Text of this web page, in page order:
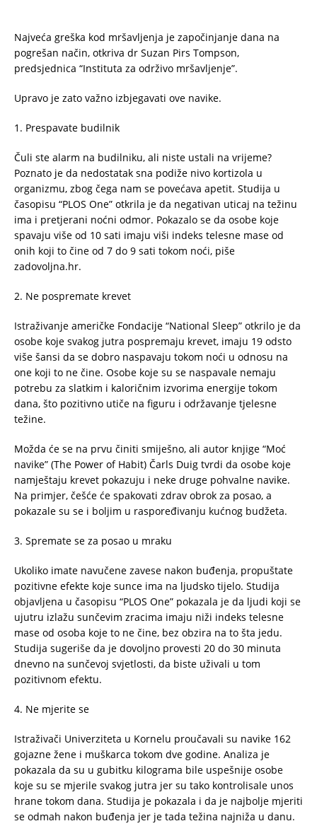
Najveća greška kod mršavljenja je započinjanje dana na
pogrešan način, otkriva dr Suzan Pirs Tompson,
predsjednica “Instituta za održivo mršavljenje”.
Upravo je zato važno izbjegavati ove navike.
1. Prespavate budilnik
Čuli ste alarm na budilniku, ali niste ustali na vrijeme?
Poznato je da nedostatak sna podiže nivo kortizola u
organizmu, zbog čega nam se povećava apetit. Studija u
časopisu “PLOS One” otkrila je da negativan uticaj na težinu
ima i pretjerani noćni odmor. Pokazalo se da osobe koje
spavaju više od 10 sati imaju viši indeks telesne mase od
onih koji to čine od 7 do 9 sati tokom noći, piše
zadovoljna.hr.
2. Ne pospremate krevet
Istraživanje američke Fondacije “National Sleep” otkrilo je da
osobe koje svakog jutra pospremaju krevet, imaju 19 odsto
više šansi da se dobro naspavaju tokom noći u odnosu na
one koji to ne čine. Osobe koje su se naspavale nemaju
potrebu za slatkim i kaloričnim izvorima energije tokom
dana, što pozitivno utiče na figuru i održavanje tjelesne
težine.
Možda će se na prvu činiti smiješno, ali autor knjige “Moć
navike” (The Power of Habit) Čarls Duig tvrdi da osobe koje
namještaju krevet pokazuju i neke druge pohvalne navike.
Na primjer, češće će spakovati zdrav obrok za posao, a
pokazale su se i boljim u raspoređivanju kućnog budžeta.
3. Spremate se za posao u mraku
Ukoliko imate navučene zavese nakon buđenja, propuštate
pozitivne efekte koje sunce ima na ljudsko tijelo. Studija
objavljena u časopisu “PLOS One” pokazala je da ljudi koji se
ujutru izlažu sunčevim zracima imaju niži indeks telesne
mase od osoba koje to ne čine, bez obzira na to šta jedu.
Studija sugeriše da je dovoljno provesti 20 do 30 minuta
dnevno na sunčevoj svjetlosti, da biste uživali u tom
pozitivnom efektu.
4. Ne mjerite se
Istraživači Univerziteta u Kornelu proučavali su navike 162
gojazne žene i muškarca tokom dve godine. Analiza je
pokazala da su u gubitku kilograma bile uspešnije osobe
koje su se mjerile svakog jutra jer su tako kontrolisale unos
hrane tokom dana. Studija je pokazala i da je najbolje mjeriti
se odmah nakon buđenja jer je tada težina najniža u danu.